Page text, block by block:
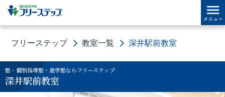
フリーステップ 教室一覧 深井駅前教室
塾・個別指導塾・進学塾ならフリーステップ
深井駅前教室